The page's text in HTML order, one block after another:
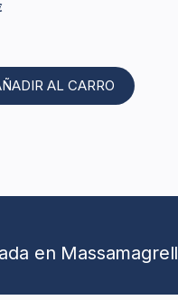
AL CARRO
en Massamagrell